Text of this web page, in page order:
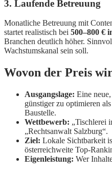
3. Laufende Betreuung
Monatliche Betreuung mit
startet realistisch bei 500–800 €
Branchen deutlich höher.
Wachstumskanal sein soll.
Wovon der Preis
Ausgangslage: Eine
günstiger zu optimieren
Baustelle.
Wettbewerb: „Tischlerei
„Rechtsanwalt Salzburg“.
Ziel: Lokale Sichtbarkeit
österreichweite Top-
Eigenleistung: Wer